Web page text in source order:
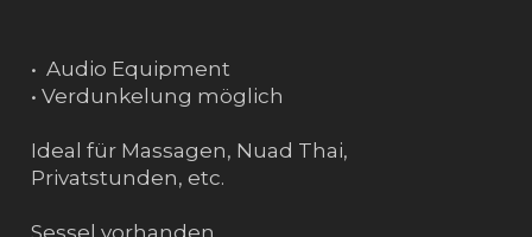
• Audio Equipment
• Verdunkelung möglich
Ideal für Massagen, Nuad Thai,
Privatstunden, etc.
Sessel vorhanden.